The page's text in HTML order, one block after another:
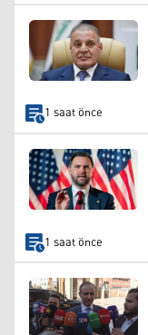
1 saat önce
1 saat önce